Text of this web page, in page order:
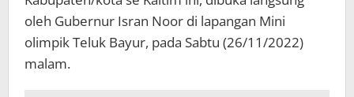
oleh Gubernur Isran Noor di lapangan Mini
olimpik Teluk Bayur, pada Sabtu (26/11/2022)
malam.